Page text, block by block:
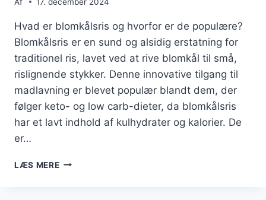
Hvad er blomkålsris og hvorfor er de populære?
Blomkålsris er en sund og alsidig erstatning for
traditionel ris, lavet ved at rive blomkål til små,
rislignende stykker. Denne innovative tilgang til
madlavning er blevet populær blandt dem, der
følger keto- og low carb-dieter, da blomkålsris
har et lavt indhold af kulhydrater og kalorier. De
er…
LÆS MEREBLOMKÅLSRIS